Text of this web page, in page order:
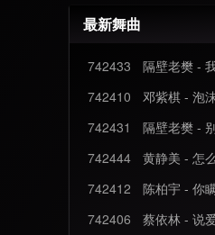
最新舞曲
742433 隔壁老樊 -
742410
邓紫棋 - 泡
742431
隔壁老樊 -
742444
黄静美 - 怎
742412
陈柏宇 - 你
742406
蔡依林 - 说